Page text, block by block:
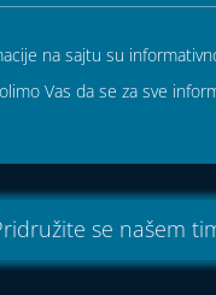
na sajtu su
Vas da se za sve
se našem